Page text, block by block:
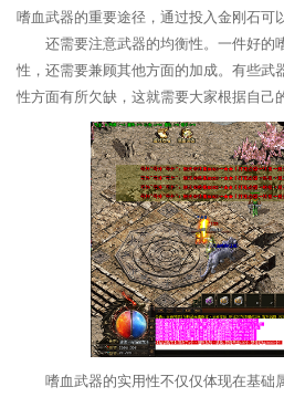
嗜血武器的重要途径，通过投入金刚石可
还需要注意武器的均衡性。一件好的
性，还需要兼顾其他方面的加成。有些武
性方面有所欠缺，这就需要大家根据自己
嗜血武器的实用性不仅仅体现在基础